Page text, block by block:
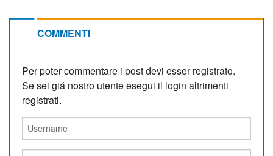
COMMENTI
Per poter commentare i post devi esser registrato.
Se sei giá nostro utente esegui il login altrimenti
registrati.